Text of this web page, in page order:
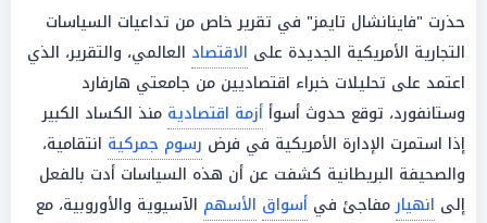
حذرت "فاينانشال تايمز" في تقرير خاص من تداعيات السياسات
التجارية الأمريكية الجديدة على الاقتصاد العالمي، والتقرير، الذي
اعتمد على تحليلات خبراء اقتصاديين من جامعتي هارفارد
وستانفورد، توقع حدوث أسوأ أزمة اقتصادية منذ الكساد الكبير
إذا استمرت الإدارة الأمريكية في فرض رسوم جمركية انتقامية،
والصحيفة البريطانية كشفت عن أن هذه السياسات أدت بالفعل
إلى انهيارمفاجئ في أسواق الأسهم الآسيوية والأوروبية، مع